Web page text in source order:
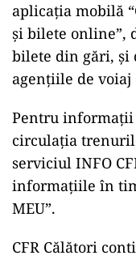
aplicația mobilă
și bilete online”,
bilete din gări, și
agențiile de voiaj
Pentru informații
circulația
serviciul INFO
informațiile în
MEU”.
CFR Călători